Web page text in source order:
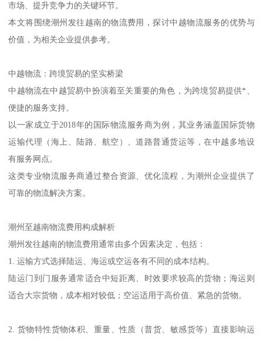
市场、提升竞争力的关键环节。
本文将围绕潮州发往越南的物流费用，探讨中越物流服务的优势与
价值，为相关企业提供参考。
中越物流：跨境贸易的坚实桥梁
中越物流在中越贸易中扮演着至关重要的角色，为跨境贸易提供*、
便捷的服务支持。
以一家成立于2018年的国际物流服务商为例，其业务涵盖国际货物
运输代理（海上、陆路、航空）、道路普通货运等，在中越多地设
有服务网点。
这类专业物流服务商通过整合资源、优化流程，为潮州企业提供了
可靠的物流解决方案。
潮州至越南物流费用构成解析
潮州发往越南的物流费用通常由多个因素决定，包括：
1. 运输方式选择陆运、海运或空运各有不同的成本结构。
陆运门到门服务通常适合中短距离、时效要求较高的货物；海运则
适合大宗货物，成本相对较低；空运适用于高价值、紧急的货物。
2. 货物特性货物体积、重量、性质（普货、敏感货等）直接影响运